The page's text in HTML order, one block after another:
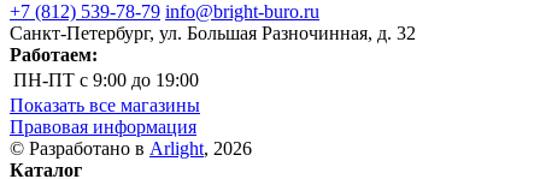
+7 (812) 539-78-79 info@bright-buro.ru
Санкт-Петербург, ул. Большая Разночинная, д. 32
Работаем:
ПН-ПТ с 9:00 до 19:00
Показать все магазины
Правовая информация
© Разработано в Arlight, 2026
Каталог